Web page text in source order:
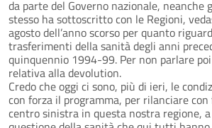
da parte del Governo nazionale, neanche
stesso ha sottoscritto con le Regioni,
agosto dell’anno scorso per quanto
trasferimenti della sanità degli anni
quinquennio 1994-99. Per non parlare
relativa alla devolution.
Credo che oggi ci sono, più di ieri, le
con forza il programma, per rilanciare
centro sinistra in questa nostra regione,